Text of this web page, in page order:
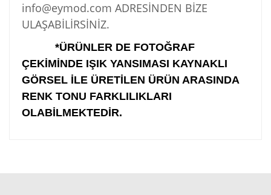
info@eymod.com ADRESİNDEN BİZE
ULAŞABİLİRSİNİZ.
*ÜRÜNLER DE FOTOĞRAF
ÇEKİMİNDE IŞIK YANSIMASI KAYNAKLI
GÖRSEL İLE ÜRETİLEN ÜRÜN ARASINDA
RENK TONU FARKLILIKLARI
OLABİLMEKTEDİR.